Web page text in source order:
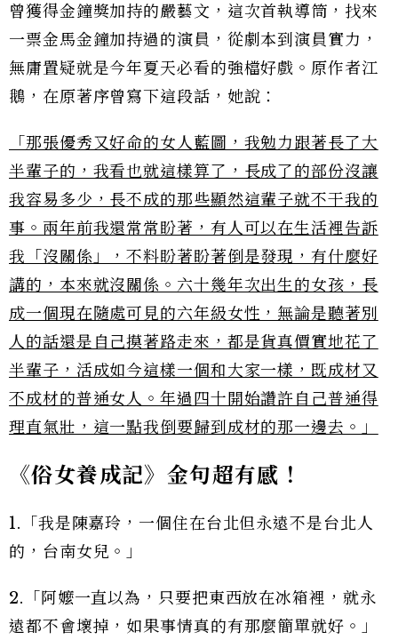
曾獲得金鐘獎加持的嚴藝文，這次首執導筒，找來
一票金馬金鐘加持過的演員，從劇本到演員實力，
無庸置疑就是今年夏天必看的強檔好戲。原作者江
鵝，在原著序曾寫下這段話，她說：
「那張優秀又好命的女人藍圖，我勉力跟著長了大
半輩子的，我看也就這樣算了，長成了的部份沒讓
我容易多少，長不成的那些顯然這輩子就不干我的
事。兩年前我還常常盼著，有人可以在生活裡告訴
我「沒關係」，不料盼著盼著倒是發現，有什麼好
講的，本來就沒關係。六十幾年次出生的女孩，長
成一個現在隨處可見的六年級女性，無論是聽著別
人的話還是自己摸著路走來，都是貨真價實地花了
半輩子，活成如今這樣一個和大家一樣，既成材又
不成材的普通女人。年過四十開始讚許自己普通得
理直氣壯，這一點我倒要歸到成材的那一邊去。」
《俗女養成記》金句超有感！
1.「我是陳嘉玲，一個住在台北但永遠不是台北人
的，台南女兒。」
2.「阿嬤一直以為，只要把東西放在冰箱裡，就永
遠都不會壞掉，如果事情真的有那麼簡單就好。」